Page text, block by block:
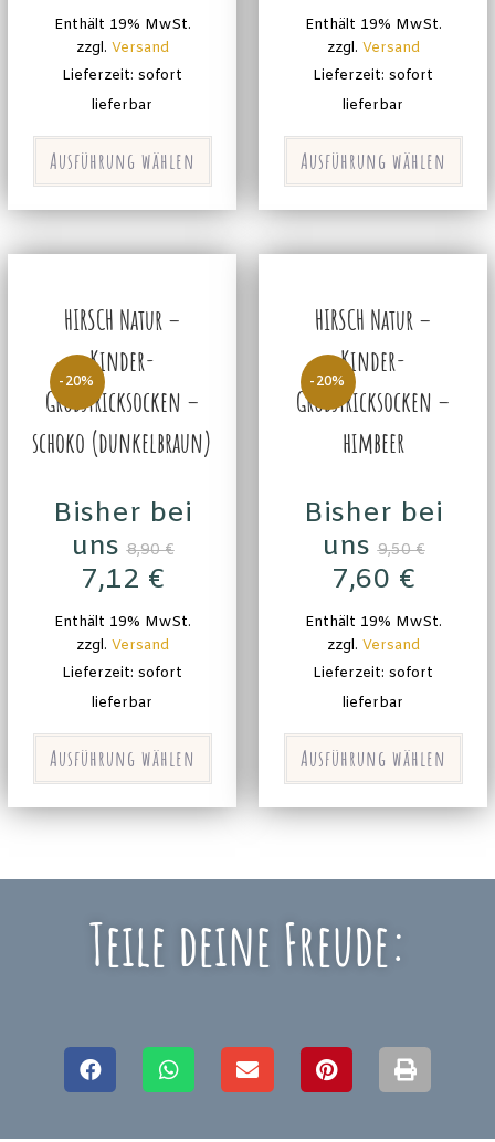
Enthält 19% MwSt.
zzgl. Versand
Lieferzeit: sofort
lieferbar
Ausführung wählen
Enthält 19% MwSt.
zzgl. Versand
Lieferzeit: sofort
lieferbar
Ausführung wählen
-20%
HIRSCH Natur –
Kinder-
Grobstricksocken –
schoko (dunkelbraun)
Bisher bei
uns 8,90€
7,12 €
Enthält 19% MwSt.
zzgl. Versand
Lieferzeit: sofort
lieferbar
Ausführung wählen
-20%
HIRSCH Natur –
Kinder-
Grobstricksocken –
himbeer
Bisher bei
uns 9,50€
7,60 €
Enthält 19% MwSt.
zzgl. Versand
Lieferzeit: sofort
lieferbar
Ausführung wählen
Teile deine Freude: